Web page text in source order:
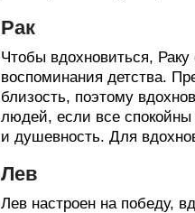
Рак
Чтобы вдохновиться,
воспоминания детства.
близость, поэтому
людей, если все спокойны
и душевность. Для
Лев
Лев настроен на победу,